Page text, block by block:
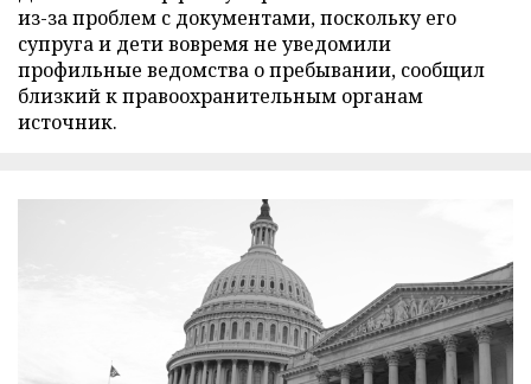
из-за проблем с документами, поскольку его
супруга и дети вовремя не уведомили
профильные ведомства о пребывании, сообщил
близкий к правоохранительным органам
источник.